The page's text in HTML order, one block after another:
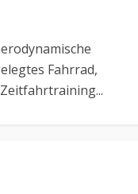
Fahrrad,